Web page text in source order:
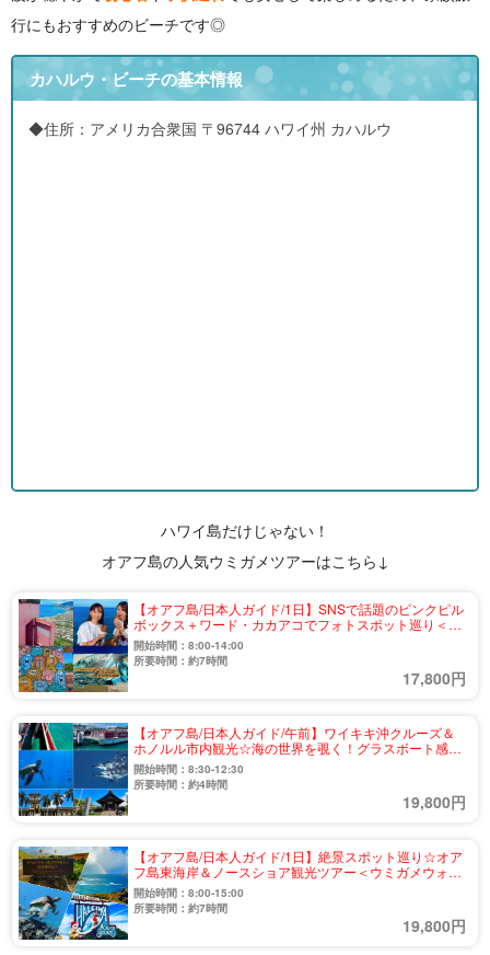
行にもおすすめのビーチです◎
カハルウ・ビーチの基本情報
◆住所：アメリカ合衆国 〒96744 ハワイ州 カハルウ
ハワイ島だけじゃない！
オアフ島の人気ウミガメツアーはこちら↓
【オアフ島/日本人ガイド/1日】SNSで話題のピンクピル
ボックス＋ワード・カカアコでフォトスポット巡り＜ウ
ミガメウォッチング付き＞（No.3）
開始時間：8:00-14:00
所要時間：約7時間
17,800円
【オアフ島/日本人ガイド/午前】ワイキキ沖クルーズ＆
ホノルル市内観光☆海の世界を覗く！グラスボート感動
体験＜送迎付き＞（No.24）
開始時間：8:30-12:30
所要時間：約4時間
19,800円
【オアフ島/日本人ガイド/1日】絶景スポット巡り☆オア
フ島東海岸＆ノースショア観光ツアー＜ウミガメウォッ
チング付き＞（No.7）
開始時間：8:00-15:00
所要時間：約7時間
19,800円